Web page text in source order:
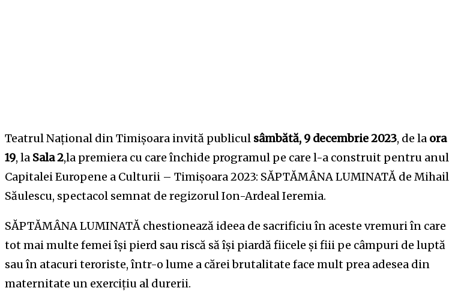
Teatrul Național din Timișoara invită publicul sâmbătă, 9 decembrie2023, de la ora
19, la Sala 2,la premiera cu care închide programul pe care l-a construit pentru anul
Capitalei Europene a Culturii – Timișoara 2023: SĂPTĂMÂNA LUMINATĂ de Mihail
Săulescu, spectacol semnat de regizorul Ion-Ardeal Ieremia.
SĂPTĂMÂNA LUMINATĂ chestionează ideea de sacrificiu în aceste vremuri în care
tot mai multe femei își pierd sau riscă să își piardă fiicele și fiii pe câmpuri de luptă
sau în atacuri teroriste, într-o lume a cărei brutalitate face mult prea adesea din
maternitate un exercițiu al durerii.